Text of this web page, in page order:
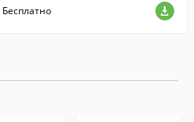
Бесплатно